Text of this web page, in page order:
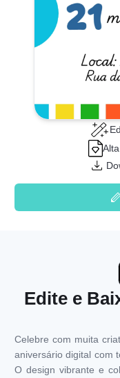
Edite e
Celebre com muita
aniversário digital com
O design vibrante e